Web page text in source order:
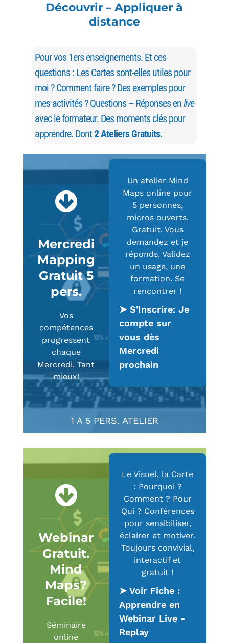
Découvrir – Appliquer à
distance
Pour vos 1ers enseignements. Et ces
questions : Les Cartes sont-elles utiles pour
moi ? Comment faire ? Des exemples pour
mes activités ? Questions – Réponses enlive
avec le formateur. Des moments clés pour
apprendre. Dont2 Ateliers Gratuits.
Mercredi
Mapping
Gratuit 5
pers.
Vos
compétences
progressent
chaque
Mercredi. Tant
mieux!
Un atelier Mind
Maps online pour
5 personnes,
micros ouverts.
Gratuit. Vous
demandez et je
réponds. Validez
un usage, une
formation. Se
rencontrer !
➤ S'Inscrire: Je
compte sur
vous dès
Mercredi
prochain
1 A 5 PERS. ATELIER
Webinar
Gratuit.
Mind
Maps?
Facile!
Séminaire
online
Le Visuel, la Carte
: Pourquoi ?
Comment ? Pour
Qui ? Conférences
pour sensibiliser,
éclairer et motiver.
Toujours convivial,
interactif et
gratuit !
➤ Voir Fiche :
Apprendre en
Webinar Live -
Replay